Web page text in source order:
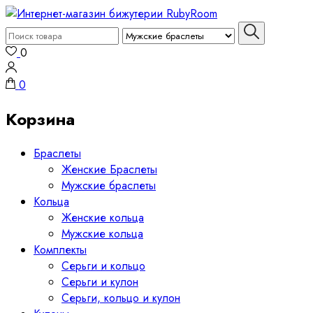
Перейти
к
содержимому
(нажмите
Enter)
Интернет-магазин бижутерии
Интернет-магазин бижутерии RubyRoom предлагает
Поиск:
0
0
Корзина
Браслеты
Женские Браслеты
Мужские браслеты
Кольца
Женские кольца
Мужские кольца
Комплекты
Серьги и кольцо
Серьги и кулон
Серьги, кольцо и кулон